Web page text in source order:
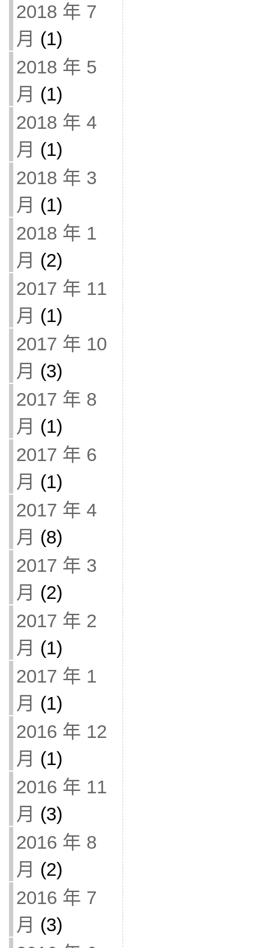
2018 年 7
月 (1)
2018 年 5
月 (1)
2018 年 4
月 (1)
2018 年 3
月 (1)
2018 年 1
月 (2)
2017 年 11
月 (1)
2017 年 10
月 (3)
2017 年 8
月 (1)
2017 年 6
月 (1)
2017 年 4
月 (8)
2017 年 3
月 (2)
2017 年 2
月 (1)
2017 年 1
月 (1)
2016 年 12
月 (1)
2016 年 11
月 (3)
2016 年 8
月 (2)
2016 年 7
月 (3)